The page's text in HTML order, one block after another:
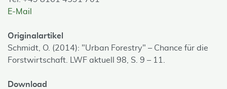
E-Mail
Originalartikel
Schmidt, O. (2014): "Urban Forestry" – Chance für die
Forstwirtschaft. LWF aktuell 98, S. 9 – 11.
Download